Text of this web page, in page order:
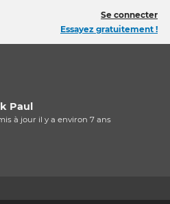
Se connecter
Essayez gratuitement !
Paul
à jour il y aenviron 7 ans